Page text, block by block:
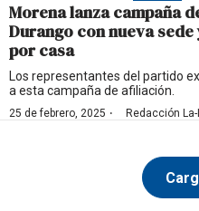
Morena lanza campaña
Durango con nueva
por casa
Los representantes del partido
a esta campaña de afiliación.
25 de febrero, 2025 · Redacción